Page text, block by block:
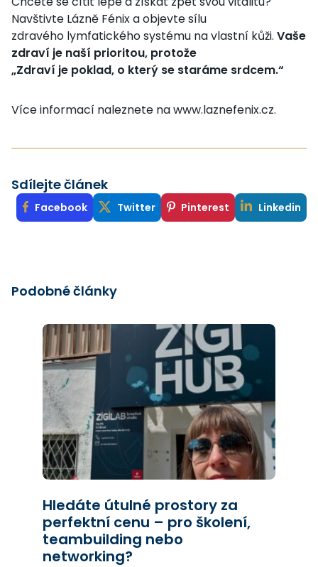
Navštivte Lázně Fénix a objevte sílu
zdravého lymfatického systému na vlastní kůži. Vaše
zdraví je naší prioritou, protože
„Zdraví je poklad, o který se staráme srdcem.“
Více informací naleznete na www.laznefenix.cz.
Sdílejte článek
Facebook Twitter Pinterest Linkedin
Podobné články
Hledáte útulné prostory za
perfektní cenu – pro školení,
teambuilding nebo
networking?